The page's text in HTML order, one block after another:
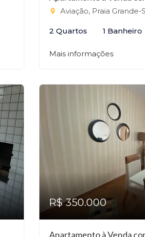
Aviação, Praia Grande-
2 Quartos 1 Banheiro
Mais informações
R$ 350.000
Apartamento à Venda